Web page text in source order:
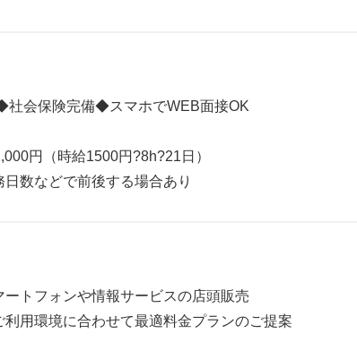
社会保険完備◆スマホでWEB面接OK
円（時給1500円?8h?21日）
数などで前後する場合あり
ートフォンや情報サービスの店頭販売
利用環境に合わせて最適料金プランのご提案